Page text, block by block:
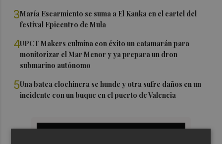
3María Escarmiento se suma a El Kanka en el cartel del
festival Epicentro de Mula
4UPCT Makers culmina con éxito un catamarán para
monitorizar el Mar Menor y ya prepara un dron
submarino autónomo
5Una batea clochinera se hunde y otra sufre daños en un
incidente con un buque en el puerto de Valencia